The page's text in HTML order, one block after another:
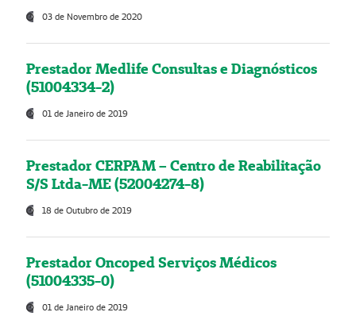
03 de Novembro de 2020
Prestador Medlife Consultas e Diagnósticos
(51004334-2)
01 de Janeiro de 2019
Prestador CERPAM – Centro de Reabilitação
S/S Ltda-ME (52004274-8)
18 de Outubro de 2019
Prestador Oncoped Serviços Médicos
(51004335-0)
01 de Janeiro de 2019